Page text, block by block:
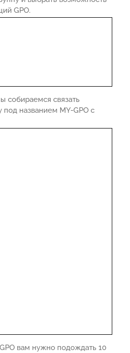
GPO.
связать
под названием MY-GPO с
вам нужно подождать 10